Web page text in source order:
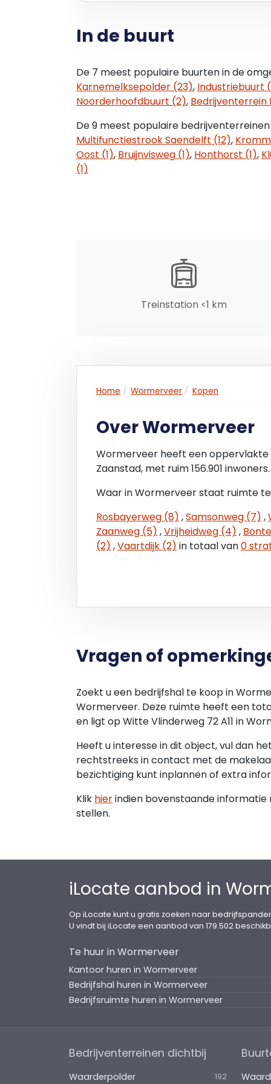
• voorzien van zonnepanelen
Servicekosten:
De bijdrage aan de VvE bedraagt ca. €
Uitstekend bereikbaar door de directe
en de A9. Ook per openbaar vervoer is
Locatie gegevens;
- nieuw modern ingericht terrein
- collectieve beveiliging, glasvezel
- ondernemersvereniging
In de buurt
De 7 meest populaire buurten in de
Karnemelksepolder (23), Industriebuurt
Noorderhoofdbuurt (2), Bedrijventerrein
De 9 meest populaire
Multifunctiestrook Saendelft (12),
Oost (1), Bruijnvisweg (1), Honthorst (1),
(1)
Treinstation <1 km
Home Wormerveer Kopen
Over Wormerveer
Wormerveer heeft een oppervlakte
Zaanstad, met ruim 156.901 inwoners.
Waar in Wormerveer staat ruimte
Rosbayerweg (8) ,Samsonweg (7) ,
Zaanweg (5) ,Vrijheidweg (4) ,
(2) ,Vaartdijk (2) in totaal van0
Vragen of
Zoekt u een bedrijfshal te koop in
Wormerveer. Deze ruimte heeft een
en ligt op Witte Vlinderweg 72 A11 in
Heeft u interesse in dit object, vul dan
rechtstreeks in contact met de
bezichtiging kunt inplannen of extra
Klik hierindien bovenstaande informatie
stellen.
iLocate aanbod in
Op iLocate kunt u gratis zoeken naar
U vindt bij iLocate een aanbod van 179.502
Te huur in Wormerveer
Kantoor huren in Wormerveer
Bedrijfshal huren in Wormerveer
Bedrijfsruimte huren in Wormerveer
Bedrijventerreinen dichtbij
Waarderpolder 192